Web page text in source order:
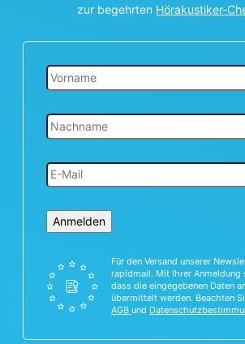
zur begehrten Hörakustiker-
Anmelden
Für den Versand unserer
rapidmail. Mit Ihrer Anmeldung
dass die eingegebenen Daten
übermittelt werden. Beachten
AGB und